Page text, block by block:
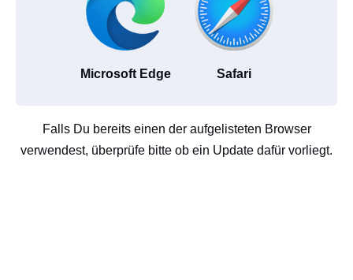
Microsoft Edge Safari
Falls Du bereits einen der aufgelisteten Browser
verwendest, überprüfe bitte ob ein Update dafür vorliegt.